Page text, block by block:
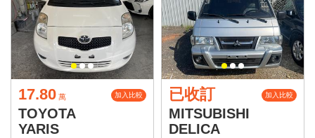
17.80 萬 加入比較
TOYOTA
YARIS
已收訂 加入比較
MITSUBISHI
DELICA